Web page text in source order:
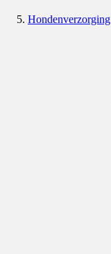
Hondenverzorging